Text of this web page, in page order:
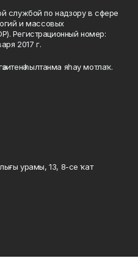
службой по надзору в сфере
и массовых
Регистрационный номер:
2017 г.
һылтанма яһау мотлаҡ.
урамы, 13, 8-се ҡат